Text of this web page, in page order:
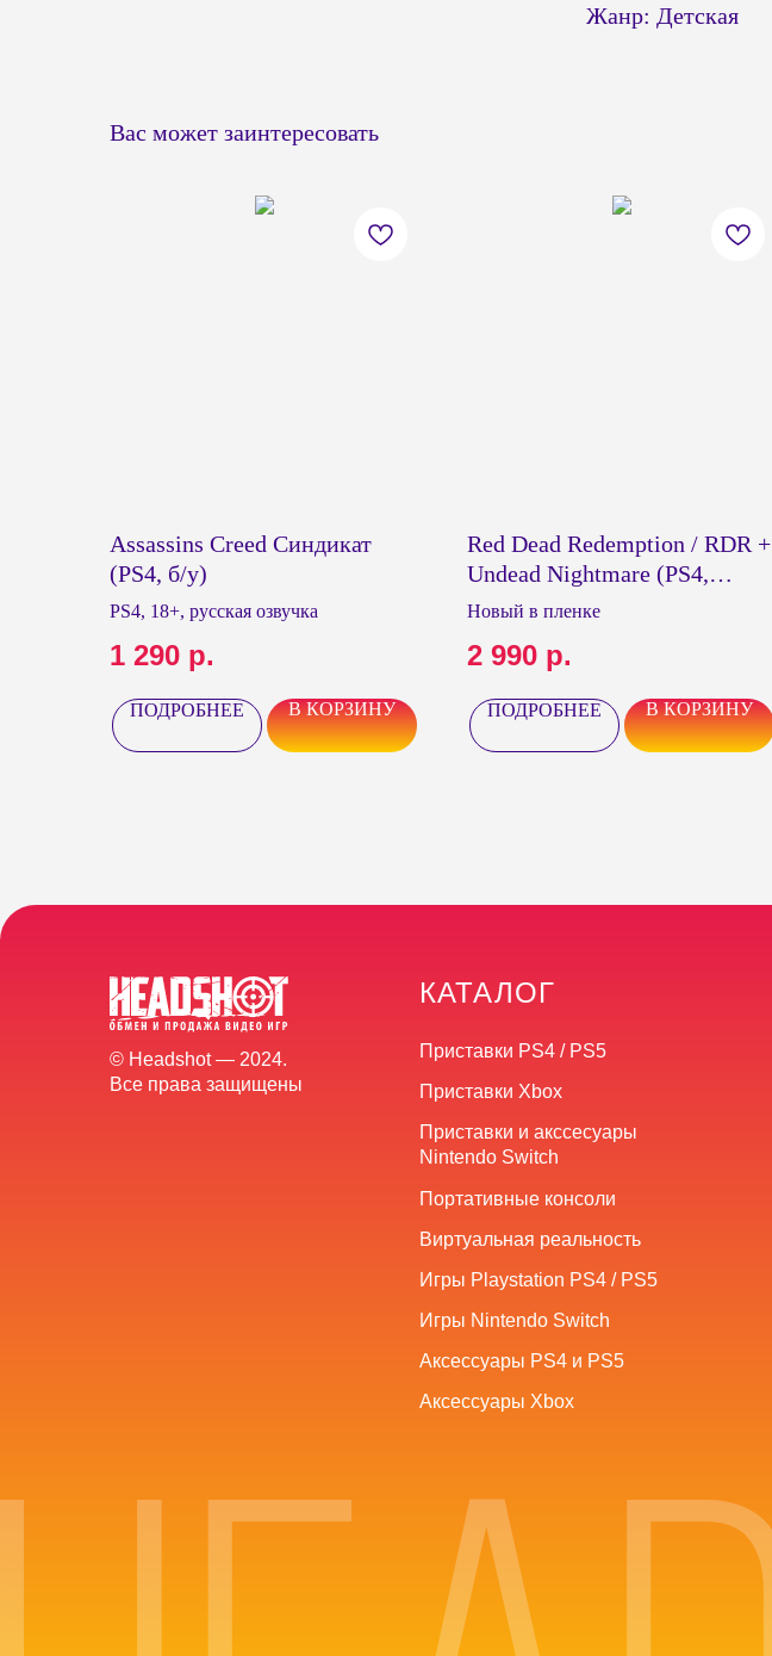
Жанр: Детская
Вас может заинтересовать
Assassins Creed Синдикат
(PS4, б/у)
PS4, 18+, русская озвучка
1 290 р.
ПОДРОБНЕЕ В КОРЗИНУ
Red Dead Redemption / RDR +
Undead Nightmare (PS4,
новый)
Новый в пленке
2 990 р.
ПОДРОБНЕЕ В КОРЗИНУ
© Headshot — 2024.
Все права защищены
КАТАЛОГ
Приставки Xbox
Приставки и акссесуары
Nintendo Switch
Приставки PS4 / PS5
Аксессуары Xbox
Игры Nintendo Switch
Игры Playstation PS4 / PS5
Аксессуары PS4 и PS5
Портативные консоли
Виртуальная реальность